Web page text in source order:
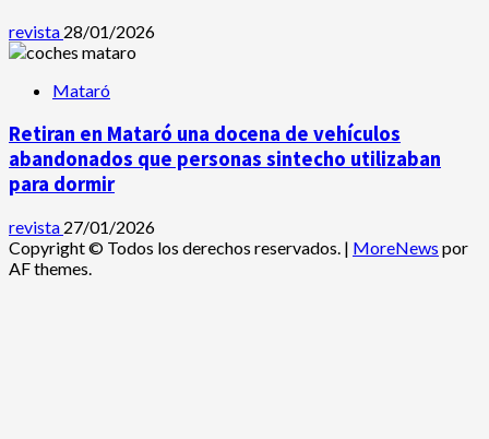
revista 28/01/2026
Mataró
Retiran en Mataró una docena de vehículos
abandonados que personas sintecho utilizaban
para dormir
revista 27/01/2026
Copyright © Todos los derechos reservados. | MoreNews por
AF themes.